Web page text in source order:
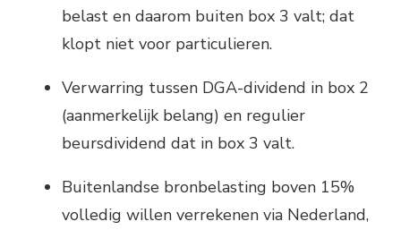
belast en daarom buiten box 3 valt; dat
klopt niet voor particulieren.
Verwarring tussen DGA-dividend in box 2
(aanmerkelijk belang) en regulier
beursdividend dat in box 3 valt.
Buitenlandse bronbelasting boven 15%
volledig willen verrekenen via Nederland,